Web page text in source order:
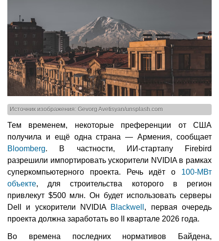
Источник изображения: Gevorg Avetisyan/unsplash.com
Тем временем, некоторые преференции от США
получила и ещё одна страна — Армения, сообщает
Bloomberg. В частности, ИИ-стартапу Firebird
разрешили импортировать ускорители NVIDIA в рамках
суперкомпьютерного проекта. Речь идёт о 100-МВт
объекте, для строительства которого в регион
привлекут $500 млн. Он будет использовать серверы
Dell и ускорители NVIDIA Blackwell , первая очередь
проекта должна заработать во II квартале 2026 года.
Во времена последних нормативов Байдена,